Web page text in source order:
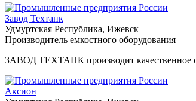
Завод Техтанк
Удмуртская Республика, Ижевск
Производитель емкостного оборудования
ЗАВОД ТЕХТАНК производит качественное
Аксион